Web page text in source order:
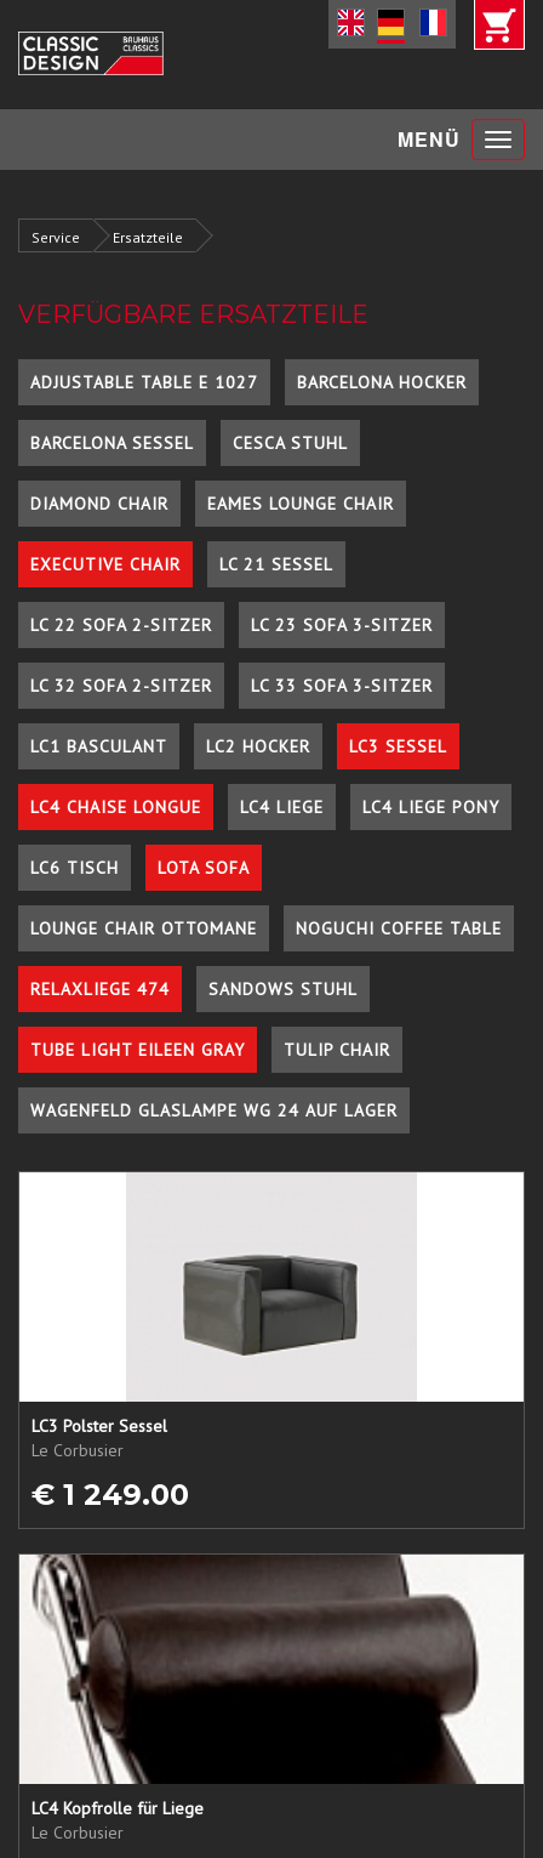
MENÜ Toggle
Service Ersatzteile
VERFÜGBARE ERSATZTEILE
ADJUSTABLE TABLE E 1027 BARCELONA HOCKER
BARCELONA SESSEL CESCA STUHL
DIAMOND CHAIR EAMES LOUNGE CHAIR
EXECUTIVE CHAIR LC 21 SESSEL
LC 22 SOFA 2-SITZER LC 23 SOFA 3-SITZER
LC 32 SOFA 2-SITZER LC 33 SOFA 3-SITZER
LC1 BASCULANT LC2 HOCKER LC3 SESSEL
LC4 CHAISE LONGUE LC4 LIEGE LC4 LIEGE PONY
LC6 TISCH LOTA SOFA
LOUNGE CHAIR OTTOMANE NOGUCHI COFFEE TABLE
RELAXLIEGE 474 SANDOWS STUHL
TUBE LIGHT EILEEN GRAY TULIP CHAIR
WAGENFELD GLASLAMPE WG 24 AUF LAGER
LC3 Polster Sessel
Le Corbusier
€ 1 249.00
LC4 Kopfrolle für Liege
Le Corbusier